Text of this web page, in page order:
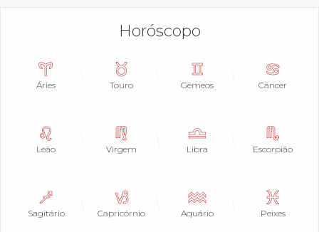
Horóscopo
Áries Touro Gêmeos Câncer
Leão Virgem Libra Escorpião
Sagitário Capricórnio Aquário Peixes